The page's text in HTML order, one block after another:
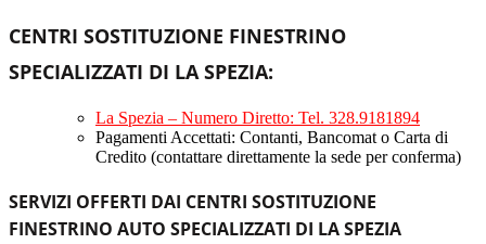
CENTRI SOSTITUZIONE FINESTRINO
SPECIALIZZATI DI LA SPEZIA:
La Spezia – Numero Diretto: Tel. 328.9181894
Pagamenti Accettati: Contanti, Bancomat o Carta di
Credito (contattare direttamente la sede per conferma)
SERVIZI OFFERTI DAI CENTRI SOSTITUZIONE
FINESTRINO AUTO SPECIALIZZATI DI LA SPEZIA